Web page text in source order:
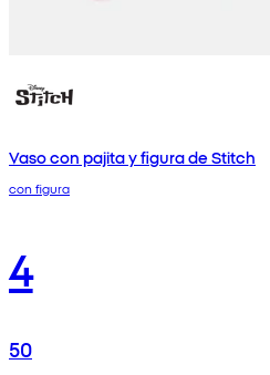
Vaso con pajita y figura de Stitch
con figura
4
50